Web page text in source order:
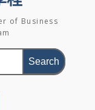
of Business